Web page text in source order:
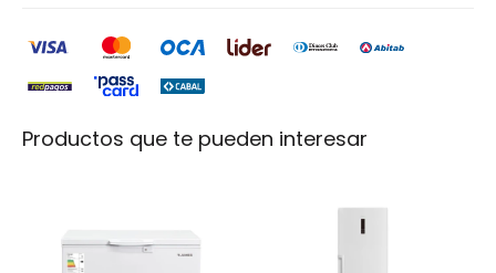
Productos que te pueden interesar